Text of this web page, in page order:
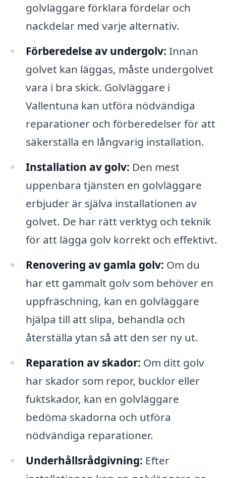
golvläggare förklara fördelar och
nackdelar med varje alternativ.
Förberedelse av undergolv: Innan
golvet kan läggas, måste undergolvet
vara i bra skick. Golvläggare i
Vallentuna kan utföra nödvändiga
reparationer och förberedelser för att
säkerställa en långvarig installation.
Installation av golv: Den mest
uppenbara tjänsten en golvläggare
erbjuder är själva installationen av
golvet. De har rätt verktyg och teknik
för att lägga golv korrekt och effektivt.
Renovering av gamla golv: Om du
har ett gammalt golv som behöver en
uppfräschning, kan en golvläggare
hjälpa till att slipa, behandla och
återställa ytan så att den ser ny ut.
Reparation av skador: Om ditt golv
har skador som repor, bucklor eller
fuktskador, kan en golvläggare
bedöma skadorna och utföra
nödvändiga reparationer.
Underhållsrådgivning: Efter